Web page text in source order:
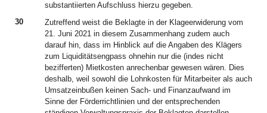
substantiierten Aufschluss hierzu gegeben.
30
Zutreffend weist die Beklagte in der Klageerwiderung vom
21. Juni 2021 in diesem Zusammenhang zudem auch
darauf hin, dass im Hinblick auf die Angaben des Klägers
zum Liquiditätsengpass ohnehin nur die (indes nicht
bezifferten) Mietkosten anrechenbar gewesen wären. Dies
deshalb, weil sowohl die Lohnkosten für Mitarbeiter als auch
Umsatzeinbußen keinen Sach- und Finanzaufwand im
Sinne der Förderrichtlinien und der entsprechenden